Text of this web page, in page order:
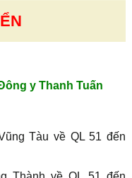
y Thanh Tuấn
Tàu về QL 51 đến